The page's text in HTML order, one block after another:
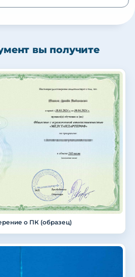
вы получите
о ПК (образец)